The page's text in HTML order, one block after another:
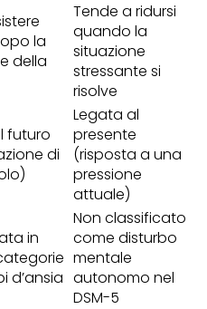
la
della
Tende a ridursi
quando la
situazione
stressante si
risolve
futuro
di
Legata al
presente
(risposta a una
pressione
attuale)
in
d’ansia
Non classificato
come disturbo
mentale
autonomo nel
DSM-5